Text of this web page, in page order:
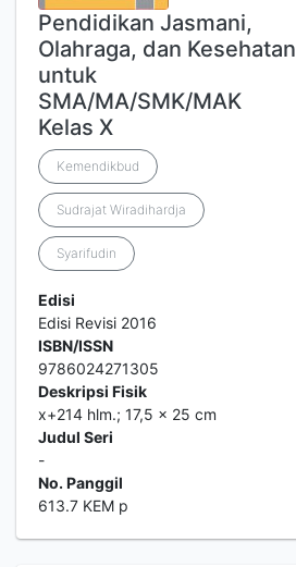
Pendidikan Jasmani,
Olahraga, dan Kesehatan
untuk
SMA/MA/SMK/MAK
Kelas X
Kemendikbud
Sudrajat Wiradihardja
Syarifudin
Edisi
Edisi Revisi 2016
ISBN/ISSN
9786024271305
Deskripsi Fisik
x+214 hlm.; 17,5 x 25 cm
Judul Seri
-
No. Panggil
613.7 KEM p